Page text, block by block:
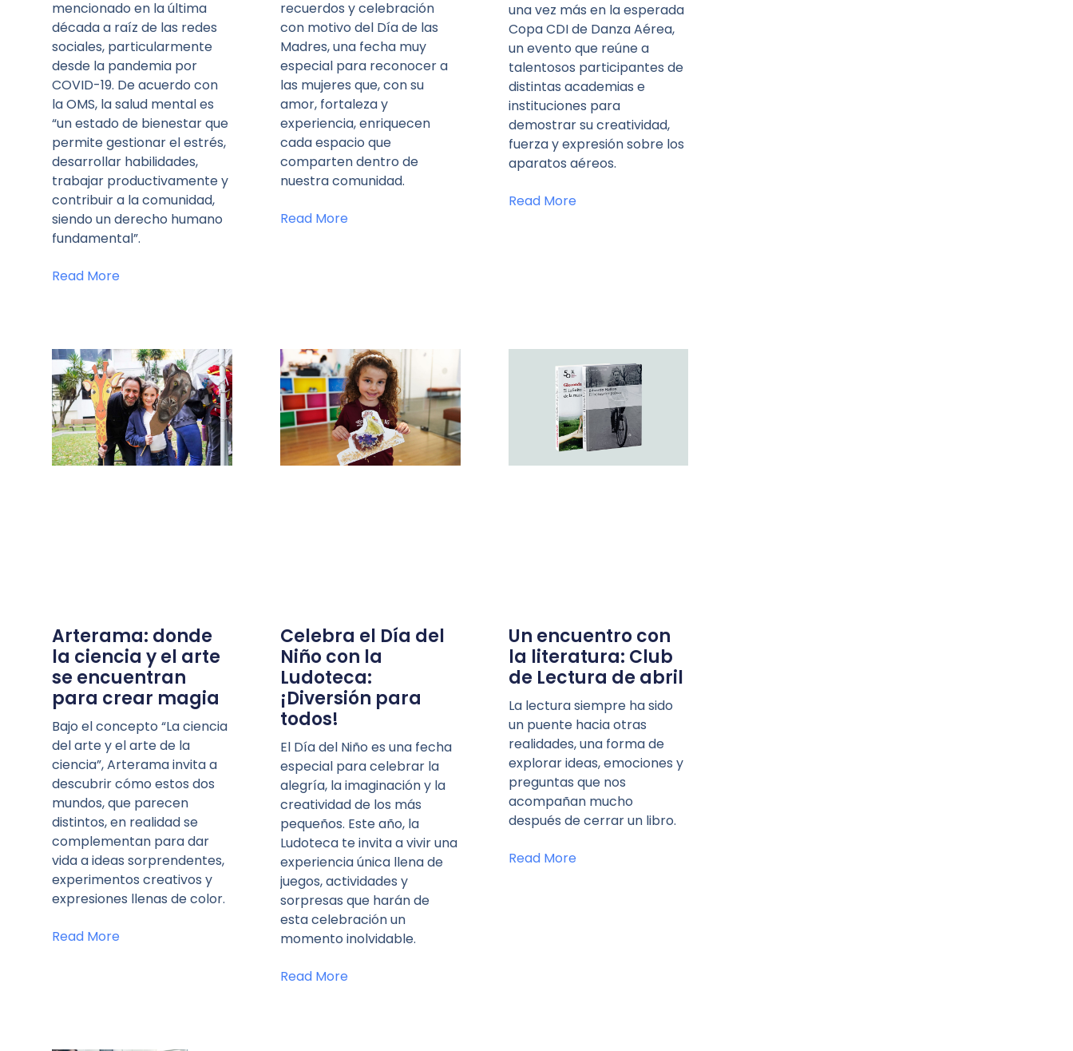
mencionado en la última
década a raíz de las redes
sociales, particularmente
desde la pandemia por
COVID-19. De acuerdo con
la OMS, la salud mental es
“un estado de bienestar que
permite gestionar el estrés,
desarrollar habilidades,
trabajar productivamente y
contribuir a la comunidad,
siendo un derecho humano
fundamental”.
Read More
recuerdos y celebración
con motivo del Día de las
Madres, una fecha muy
especial para reconocer a
las mujeres que, con su
amor, fortaleza y
experiencia, enriquecen
cada espacio que
comparten dentro de
nuestra comunidad.
Read More
una vez más en la esperada
Copa CDI de Danza Aérea,
un evento que reúne a
talentosos participantes de
distintas academias e
instituciones para
demostrar su creatividad,
fuerza y expresión sobre los
aparatos aéreos.
Read More
Arterama: donde
la ciencia y el arte
se encuentran
para crear magia
Bajo el concepto “La ciencia
del arte y el arte de la
ciencia”, Arterama invita a
descubrir cómo estos dos
mundos, que parecen
distintos, en realidad se
complementan para dar
vida a ideas sorprendentes,
experimentos creativos y
expresiones llenas de color.
Read More
Celebra el Día del
Niño con la
Ludoteca:
¡Diversión para
todos!
El Día del Niño es una fecha
especial para celebrar la
alegría, la imaginación y la
creatividad de los más
pequeños. Este año, la
Ludoteca te invita a vivir una
experiencia única llena de
juegos, actividades y
sorpresas que harán de
esta celebración un
momento inolvidable.
Read More
Un encuentro con
la literatura: Club
de Lectura de abril
La lectura siempre ha sido
un puente hacia otras
realidades, una forma de
explorar ideas, emociones y
preguntas que nos
acompañan mucho
después de cerrar un libro.
Read More